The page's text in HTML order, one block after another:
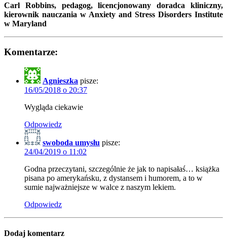
Carl Robbins, pedagog, licencjonowany doradca kliniczny,
kierownik nauczania w Anxiety and Stress Disorders Institute
w Maryland
Komentarze:
Agnieszka pisze:
16/05/2018 o 20:37
Wygląda ciekawie
Odpowiedz
swoboda umysłu pisze:
24/04/2019 o 11:02
Godna przeczytani, szczególnie że jak to napisałaś… książka
pisana po amerykańsku, z dystansem i humorem, a to w
sumie najważniejsze w walce z naszym lekiem.
Odpowiedz
Dodaj komentarz